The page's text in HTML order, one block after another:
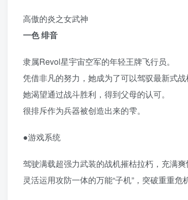
高傲的炎之女武神
一色 绯音
隶属Revol星宇宙空军的年轻王牌飞行员。
凭借非凡的努力，她成为了可以驾驭最新式战
她渴望通过战斗胜利，得到父母的认可。
很排斥作为兵器被创造出来的雫。
●游戏系统
驾驶满载超强力武装的战机摧枯拉朽，充满爽
灵活运用攻防一体的万能“子机”，突破重重危